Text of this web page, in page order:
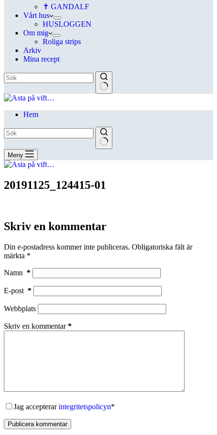
✝ GANDALF
Vårt hus
HUSLOGGEN
Om mig
Roliga strips
Arkiv
Mina recept
Hem
Meny
20191125_124415-01
Skriv en kommentar
Din e-postadress kommer inte publiceras. Obligatoriska fält är
märkta *
Namn *
E-post *
Webbplats
Skriv en kommentar*
Jag accepterarintegritetspolicyn*
Publicera kommentar